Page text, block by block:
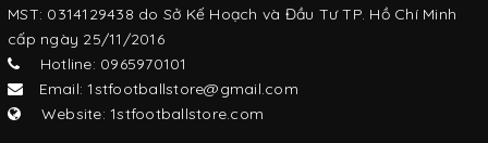
MST: 0314129438 do Sở Kế Hoạch và Đầu Tư TP. Hồ Chí Minh
cấp ngày 25/11/2016
Hotline: 0965970101
Email: 1stfootballstore@gmail.com
Website: 1stfootballstore.com